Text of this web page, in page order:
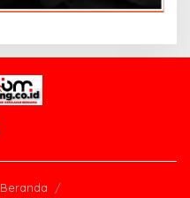
Beranda